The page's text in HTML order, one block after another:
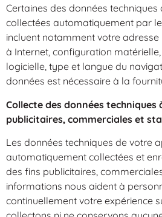
Certaines des données
collectées automatiquement par
incluent notamment votre adresse
à Internet, configuration
logicielle, type et langue du
données est nécessaire à la
Collecte des données techniques
publicitaires, commerciales et
Les données techniques de votre
automatiquement collectées et
des fins publicitaires,
informations nous aident à
continuellement votre expérience